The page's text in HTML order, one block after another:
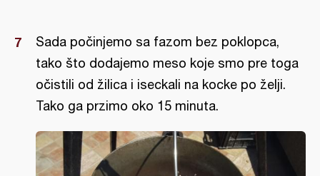
Sada počinjemo sa fazom bez poklopca,
tako što dodajemo meso koje smo pre toga
očistili od žilica i iseckali na kocke po želji.
Tako ga przimo oko 15 minuta.